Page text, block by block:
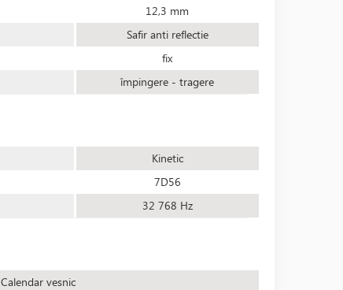
12,3 mm
Safir anti reflectie
fix
împingere - tragere
Kinetic
7D56
32 768 Hz
Calendar vesnic